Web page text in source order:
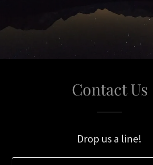
Contact Us
Drop us a line!